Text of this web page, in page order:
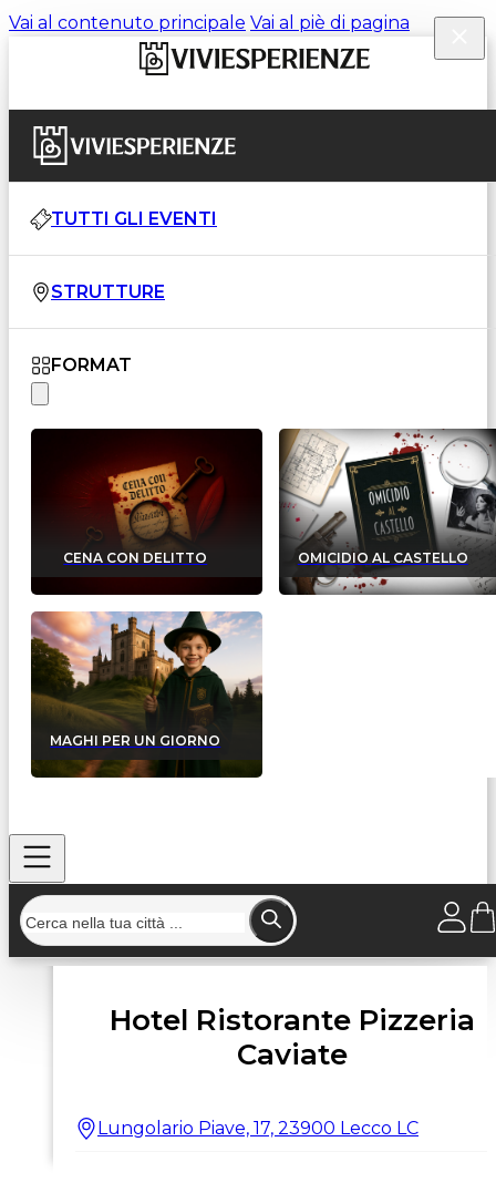
Vai al contenuto principale Vai al piè di pagina
TUTTI GLI EVENTI
STRUTTURE
FORMAT
CENA CON DELITTO OMICIDIO AL CASTELLO
MAGHI PER UN GIORNO
Home/Strutture/Hotel Ristorante Pizzeria Caviate
Hotel Ristorante Pizzeria
Caviate
Lungolario Piave, 17, 23900 Lecco LC